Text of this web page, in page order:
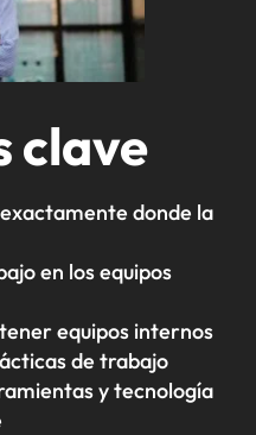
clave
donde la
en los equipos
equipos internos
de trabajo
y tecnología